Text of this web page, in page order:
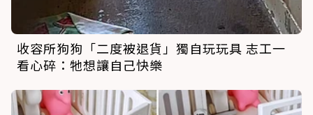
收容所狗狗「二度被退貨」獨自玩玩具 志工一
看心碎：牠想讓自己快樂